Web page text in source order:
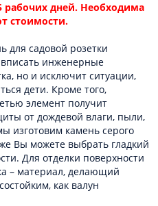
рабочих дней. Необходима
стоимости.
для садовой розетки
вписать инженерные
но и исключит ситуации,
дети. Кроме того,
элемент получит
от дождевой влаги, пыли,
изготовим камень серого
Вы можете выбрать гладкий
Для отделки поверхности
– материал, делающий
как валун